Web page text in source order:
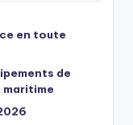
en toute
de